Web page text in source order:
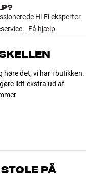
x 21 cm (bredde x højde
Beryllium-Copper)
6,6 mm2 / 9AWG
1
Hi-Fi eksperter
Få hjælp
høre det, vi har i butikken.
lidt ekstra ud af
PÅ